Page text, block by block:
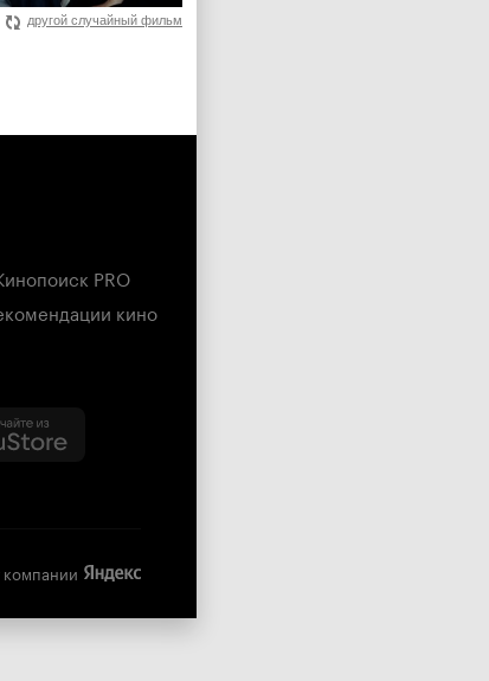
другой случайный фильм
PRO
кино
компании